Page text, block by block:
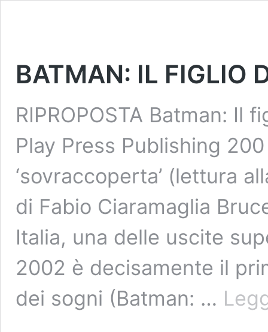
BATMAN: IL FIGLIO
RIPROPOSTA Batman: Il
Play Press Publishing
‘sovraccoperta’ (lettura
di Fabio Ciaramaglia
Italia, una delle uscite
2002 è decisamente il
dei sogni (Batman: …